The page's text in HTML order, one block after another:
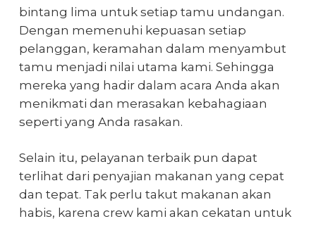
bintang lima untuk setiap tamu undangan.
Dengan memenuhi kepuasan setiap
pelanggan, keramahan dalam menyambut
tamu menjadi nilai utama kami. Sehingga
mereka yang hadir dalam acara Anda akan
menikmati dan merasakan kebahagiaan
seperti yang Anda rasakan.
Selain itu, pelayanan terbaik pun dapat
terlihat dari penyajian makanan yang cepat
dan tepat. Tak perlu takut makanan akan
habis, karena crew kami akan cekatan untuk